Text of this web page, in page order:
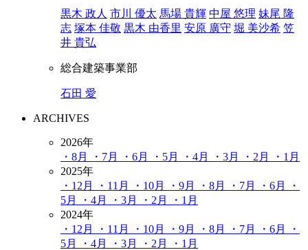
黒木 政人 市川 優太 馬場 貴輝 中屋 悠理 妹尾 隆
志 塚本 佳敬 黒木 由香里 安原 廣守 堀 美沙希 笠
井 貴弘
総合建築事業部
石田 愛
ARCHIVES
2026年
・8月
・7月 ・6月 ・5月 ・4月 ・3月 ・2月
・1月
2025年
・12月
・11月 ・10月 ・9月 ・8月 ・7月 ・6月
・
5月
・4月 ・3月 ・2月
・1月
2024年
・12月
・11月 ・10月 ・9月 ・8月 ・7月 ・6月
・
5月
・4月 ・3月 ・2月
・1月